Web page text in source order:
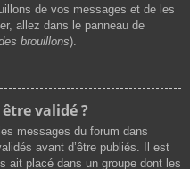
de vos messages et de les
allez dans le panneau de
brouillons).
validé ?
messages du forum dans
avant d’être publiés. Il est
ait placé dans un groupe dont les